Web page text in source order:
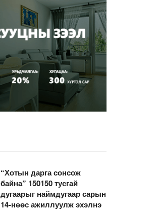
“Хотын дарга сонсож
байна” 150150 тусгай
дугаарыг наймдугаар сарын
14-нөөс ажиллуулж эхэлнэ